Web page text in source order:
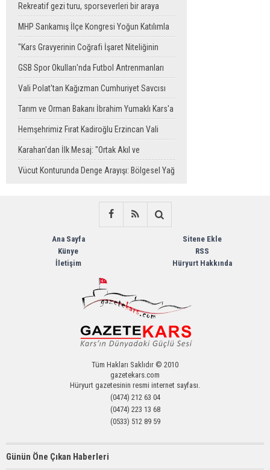
Yapıldı
Rekreatif gezi turu, sporseverleri bir araya
getirdi
MHP Sarıkamış İlçe Kongresi Yoğun Katılımla
Gerçekleştirildi
"Kars Gravyerinin Coğrafi İşaret Niteliğinin
Güçlendirilmesi Projesi"
GSB Spor Okulları'nda Futbol Antrenmanları
Sürüyor
Vali Polat'tan Kağızman Cumhuriyet Savcısı
Eravcı'ya Ziyaret
Tarım ve Orman Bakanı İbrahim Yumaklı Kars'a
Geliyor
Hemşehrimiz Fırat Kadiroğlu Erzincan Vali
Yardımcılığına Atandı
Karahan'dan İlk Mesaj: "Ortak Akıl ve
Dayanışmayla Çalışacağız"
Vücut Konturunda Denge Arayışı: Bölgesel Yağ
Ana Sayfa
Künye
İletişim
Sitene Ekle
RSS
Hüryurt Hakkında
Tüm Hakları Saklıdır © 2010
gazetekars.com
Hüryurt gazetesinin resmi internet sayfası.
(0474) 212 63 04
(0474) 223 13 68
(0533) 512 89 59
Günün Öne Çıkan Haberleri